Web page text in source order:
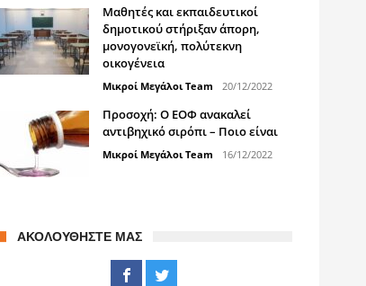
Μαθητές και εκπαιδευτικοί
δημοτικού στήριξαν άπορη,
μονογονεϊκή, πολύτεκνη
οικογένεια
Μικροί Μεγάλοι Team 20/12/2022
Προσοχή: Ο ΕΟΦ ανακαλεί
αντιβηχικό σιρόπι – Ποιο είναι
Μικροί Μεγάλοι Team 16/12/2022
ΑΚΟΛΟΥΘΉΣΤΕ ΜΑΣ